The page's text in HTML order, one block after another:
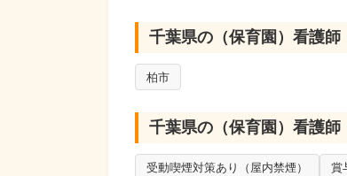
千葉県の（保育園）看護
柏市
千葉県の（保育園）看護
受動喫煙対策あり（屋内禁煙） 賞